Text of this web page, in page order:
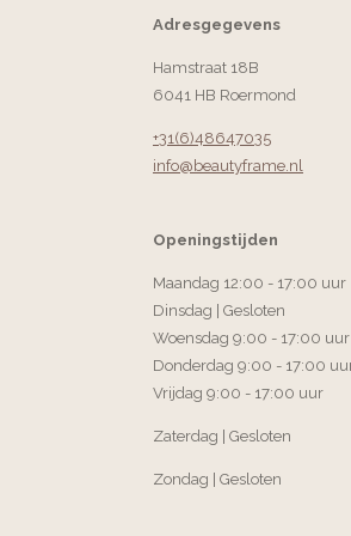
Adresgegevens
Hamstraat 18B
6041 HB Roermond
+31(6)48647035
info@beautyframe.nl
Openingstijden
Maandag 12:00 - 17:00 uur
Dinsdag | Gesloten
Woensdag 9:00 - 17:00 uur
Donderdag 9:00 - 17:00
Vrijdag 9:00 - 17:00 uur
Zaterdag | Gesloten
Zondag | Gesloten